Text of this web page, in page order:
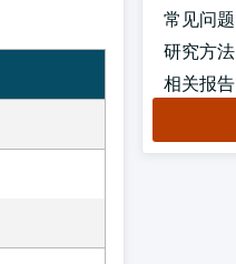
常见问题
研究方法
相关报告